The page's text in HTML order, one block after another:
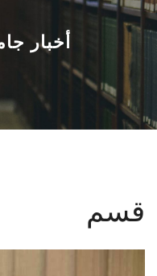
أخبار
قسم